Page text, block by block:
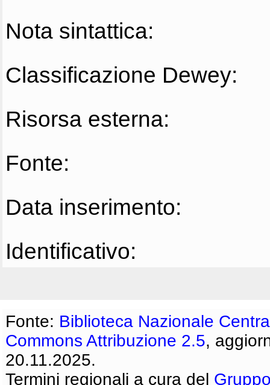
Nota sintattica:
Classificazione Dewey:
Risorsa esterna:
Fonte:
Data inserimento:
Identificativo:
Fonte: Biblioteca Nazionale
Commons Attribuzione 2.5,
20.11.2025.
Termini regionali a cura del